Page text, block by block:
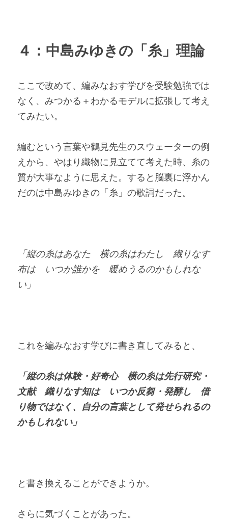
４：中島みゆきの「糸」理論
ここで改めて、編みなおす学びを受験勉強では
なく、みつかる＋わかるモデルに拡張して考え
てみたい。
編むという言葉や鶴見先生のスウェーターの例
えから、やはり織物に見立てて考えた時、糸の
質が大事なように思えた。すると脳裏に浮かん
だのは中島みゆきの「糸」の歌詞だった。
「縦の糸はあなた　横の糸はわたし　織りなす
布は　いつか誰かを　暖めうるのかもしれな
い」
これを編みなおす学びに書き直してみると、
「縦の糸は体験・好奇心　横の糸は先行研究・
文献　織りなす知は　いつか反芻・発酵し　借
り物ではなく、自分の言葉として発せられるの
かもしれない」
と書き換えることができようか。
さらに気づくことがあった。